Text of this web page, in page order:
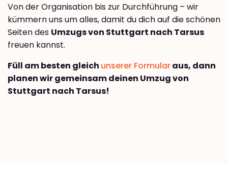
Von der Organisation bis zur Durchführung – wir
kümmern uns um alles, damit du dich auf die schönen
Seiten des Umzugs von Stuttgart nach Tarsus
freuen kannst.
Füll am besten gleich unserer Formularaus, dann
planen wir gemeinsam deinen Umzug von
Stuttgart nach Tarsus!